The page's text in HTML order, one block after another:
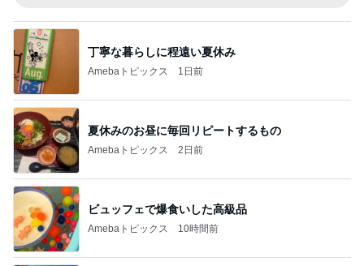
丁寧な暮らしに程遠い夏休み
Amebaトピックス 1日前
夏休みのお昼に毎回リピートするもの
Amebaトピックス 2日前
ビュッフェで爆食いした高級品
Amebaトピックス 10時間前